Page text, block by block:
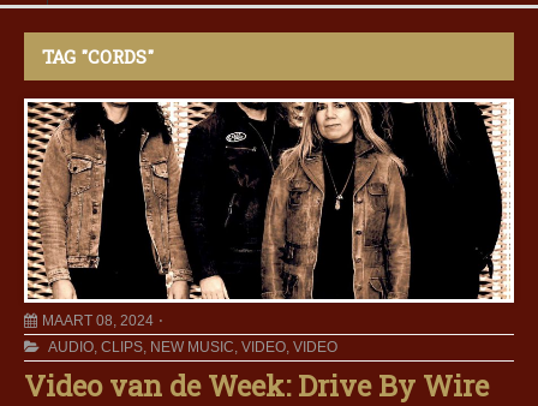
TAG "CORDS"
MAART 08, 2024
AUDIO, CLIPS, NEW MUSIC, VIDEO, VIDEO
Video van de Week: Drive By Wire